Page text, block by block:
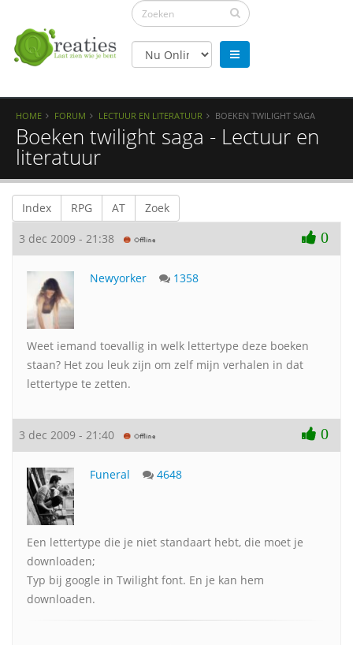
HOME FORUM LECTUUR EN LITERATUUR BOEKEN TWILIGHT SAGA
Boeken twilight saga - Lectuur en
literatuur
Index RPG AT Zoek
3 dec 2009 - 21:38 0
Newyorker 1358
Weet iemand toevallig in welk lettertype deze boeken
staan? Het zou leuk zijn om zelf mijn verhalen in dat
lettertype te zetten.
3 dec 2009 - 21:40 0
Funeral 4648
Een lettertype die je niet standaart hebt, die moet je
downloaden;
Typ bij google in Twilight font. En je kan hem
downloaden.